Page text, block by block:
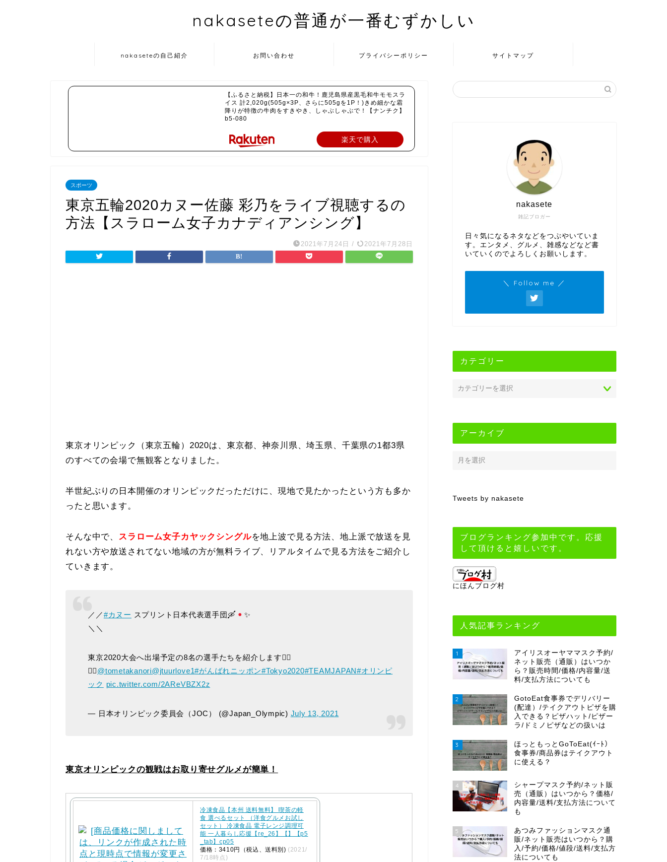
nakaseteの普通が一番むずかしい
nakaseteの自己紹介 お問い合わせ プライバシーポリシー サイトマップ
【ふるさと納税】日本一の和牛！鹿児島県産黒毛和牛モモスラ
イス 計2,020g(505g×3P、さらに505gを1P！)きめ細かな霜
降りが特徴の牛肉をすきやき、しゃぶしゃぶで！【ナンチク】
b5-080
楽天で購入
スポーツ
東京五輪2020カヌー佐藤 彩乃をライブ視聴するの
方法【スラローム女子カナディアンシング】
2021年7月24日 / 2021年7月28日
東京オリンピック（東京五輪）2020は、東京都、神奈川県、埼玉県、千葉県の1都3県
のすべての会場で無観客となりました。
半世紀ぶりの日本開催のオリンピックだっただけに、現地で見たかったという方も多か
ったと思います。
そんな中で、 スラローム女子カヤックシングルを地上波で見る方法、地上派で放送を見
れない方や放送されてない地域の方が無料ライブ、リアルタイムで見る方法をご紹介し
ていきます。
／／#カヌー スプリント日本代表選手団🛶
✨
＼＼
東京2020大会へ出場予定の8名の選手たちを紹介します💁‍♂️
💁‍♀️@tometakanori@jtuurlove1#がんばれニッポン#Tokyo2020#TEAMJAPAN#オリンピ
ック pic.twitter.com/2AReVBZX2z
— 日本オリンピック委員会（JOC） (@Japan_Olympic) July 13, 2021
東京オリンピックの観戦はお取り寄せグルメが簡単！
冷凍食品【本州 送料無料】 喫茶の軽
食 選べるセット （洋食グルメお試し
セット） 冷凍食品 電子レンジ調理可
能 一人暮らし応援【re_26】【】【p5
_tab】cp05
価格：3410円（税込、送料別) (2021/
7/18時点)
雑記ブロガー
nakasete
日々気になるネタなどをつぶやいていま
す。エンタメ、グルメ、雑感などなど書
いていくのでよろしくお願いします。
＼ Follow me ／
カテゴリー
アーカイブ
Tweets by nakasete
ブログランキング参加中です。応援
して頂けると嬉しいです。
にほんブログ村
人気記事ランキング
1
アイリスオーヤママスク予約/
ネット販売（通販）はいつか
ら？販売時間/価格/内容量/送
料/支払方法についても
2
GotoEat食事券でデリバリー
(配達）/テイクアウトピザを購
入できる？ピザハット/ピザー
ラ/ドミノピザなどの扱いは
3
ほっともっとGoToEat(ｲｰﾄ）
食事券/商品券はテイクアウト
に使える？
4
シャープマスク予約/ネット販
売（通販）はいつから？価格/
内容量/送料/支払方法について
も
5
あつみファッションマスク通
販/ネット販売はいつから？購
入/予約/価格/値段/送料/支払方
法についても